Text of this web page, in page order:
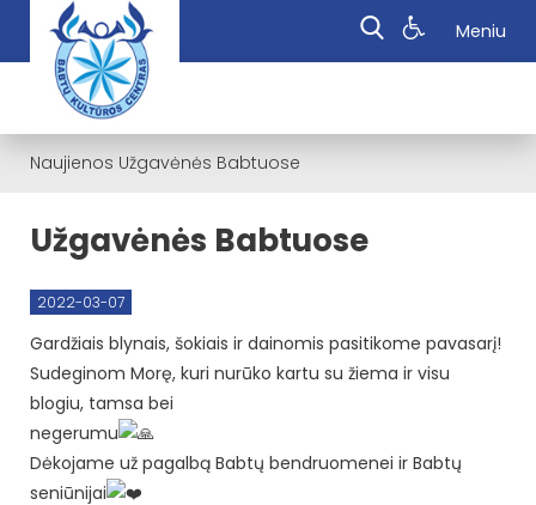
Meniu
Naujienos Užgavėnės Babtuose
Užgavėnės Babtuose
2022-03-07
Gardžiais blynais, šokiais ir dainomis pasitikome pavasarį!
Sudeginom Morę, kuri nurūko kartu su žiema ir visu
blogiu, tamsa bei
negerumu
Dėkojame už pagalbą Babtų bendruomenei ir Babtų
seniūnijai